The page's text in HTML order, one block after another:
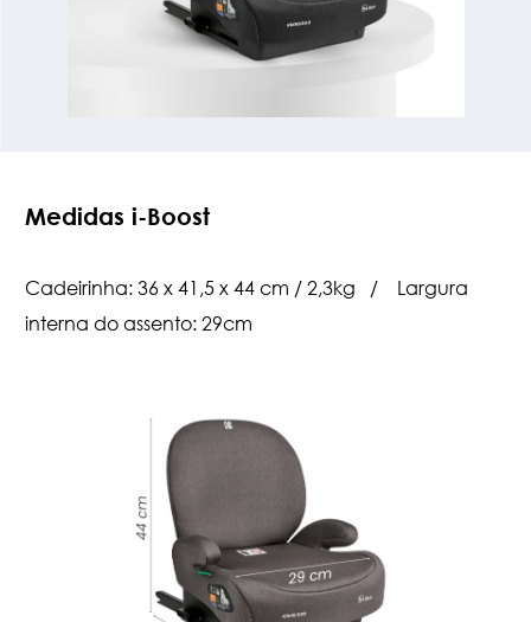
Medidas i-Boost
Cadeirinha: 36 x 41,5 x 44 cm / 2,3kg / Largura
interna do assento: 29cm